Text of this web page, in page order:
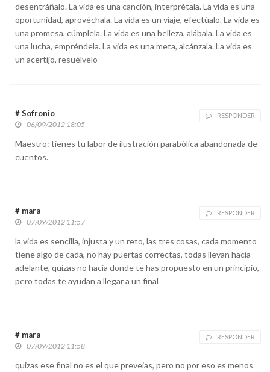
desentráñalo. La vida es una canción, interprétala. La vida es una
oportunidad, aprovéchala. La vida es un viaje, efectúalo. La vida es
una promesa, cúmplela. La vida es una belleza, alábala. La vida es
una lucha, empréndela. La vida es una meta, alcánzala. La vida es
un acertijo, resuélvelo
# Sofronio RESPONDER
06/09/2012 18:05
Maestro: tienes tu labor de ilustración parabólica abandonada de
cuentos.
# mara RESPONDER
07/09/2012 11:57
la vida es sencilla, injusta y un reto, las tres cosas, cada momento
tiene algo de cada, no hay puertas correctas, todas llevan hacia
adelante, quizas no hacia donde te has propuesto en un principio,
pero todas te ayudan a llegar a un final
# mara RESPONDER
07/09/2012 11:58
quizas ese final no es el que preveias, pero no por eso es menos